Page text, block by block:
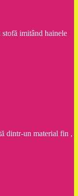
imitând hainele
dintr-un material fin ,